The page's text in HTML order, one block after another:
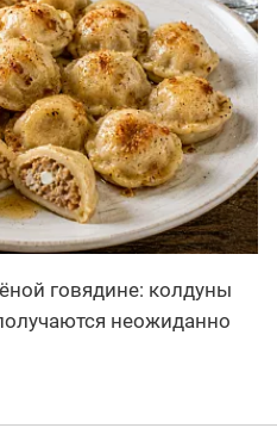
говядине: колдуны
неожиданно